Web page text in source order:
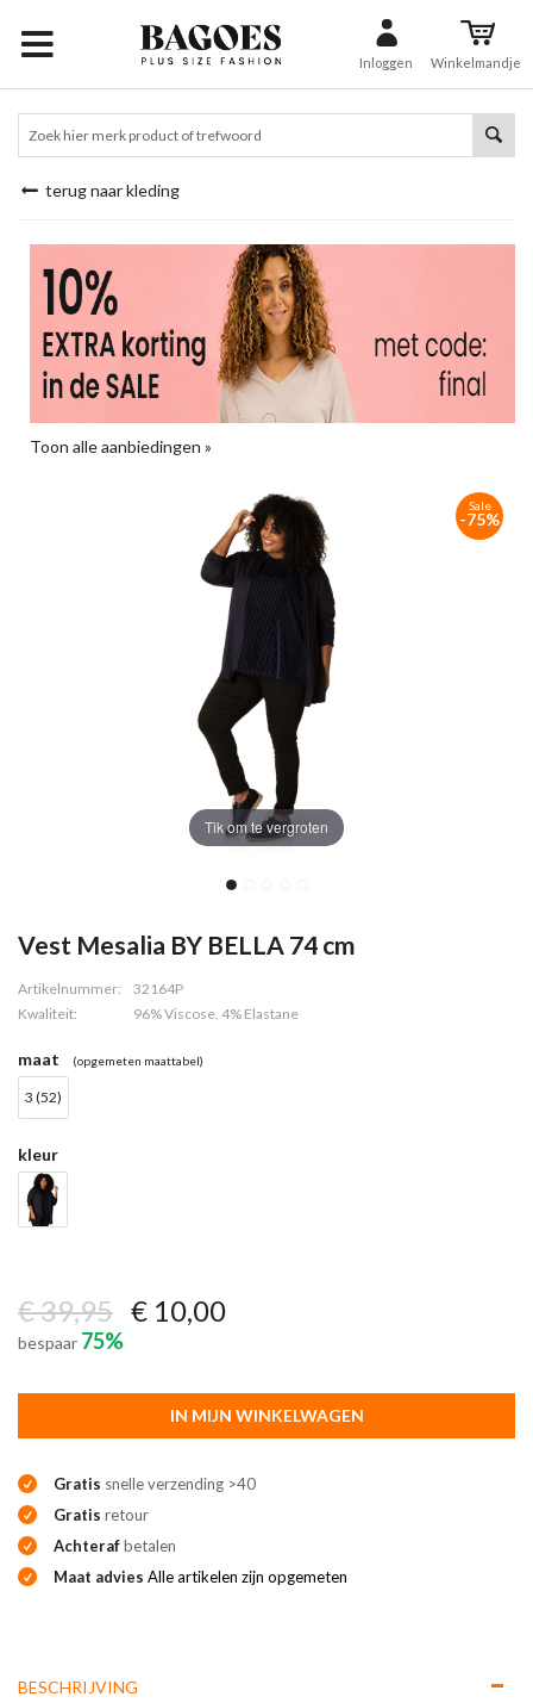
Inloggen Winkelmandje
terug naar kleding
Toon alle aanbiedingen »
Tik om te vergroten
Sale
-75%
Vest Mesalia BY BELLA 74 cm
Artikelnummer:
32164P
Kwaliteit:
96% Viscose, 4% Elastane
maat (opgemeten maattabel)
3 (52)
kleur
€ 39,95 € 10,00
bespaar 75%
IN MIJN WINKELWAGEN
Gratis snelle verzending >40
Gratis retour
Achterafbetalen
Maat advies Alle artikelen zijn opgemeten
BESCHRIJVING